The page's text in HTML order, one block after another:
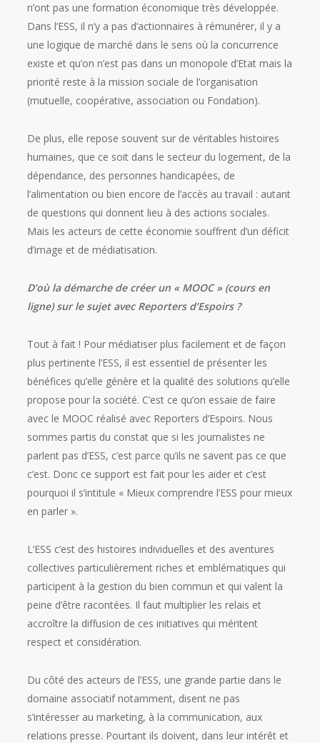
n’ont pas une formation économique très développée.
Dans l’ESS, il n’y a pas d’actionnaires à rémunérer, il y a
une logique de marché dans le sens où la concurrence
existe et qu’on n’est pas dans un monopole d’Etat mais la
priorité reste à la mission sociale de l’organisation
(mutuelle, coopérative, association ou Fondation).
De plus, elle repose souvent sur de véritables histoires
humaines, que ce soit dans le secteur du logement, de la
dépendance, des personnes handicapées, de
l’alimentation ou bien encore de l’accès au travail : autant
de questions qui donnent lieu à des actions sociales.
Mais les acteurs de cette économie souffrent d’un déficit
d’image et de médiatisation.
D’où la démarche de créer un « MOOC » (cours en
ligne) sur le sujet avec Reporters d’Espoirs ?
Tout à fait ! Pour médiatiser plus facilement et de façon
plus pertinente l’ESS, il est essentiel de présenter les
bénéfices qu’elle génère et la qualité des solutions qu’elle
propose pour la société. C’est ce qu’on essaie de faire
avec le MOOC réalisé avec Reporters d’Espoirs. Nous
sommes partis du constat que si les journalistes ne
parlent pas d’ESS, c’est parce qu’ils ne savent pas ce que
c’est. Donc ce support est fait pour les aider et c’est
pourquoi il s’intitule « Mieux comprendre l’ESS pour mieux
en parler ».
L’ESS c’est des histoires individuelles et des aventures
collectives particulièrement riches et emblématiques qui
participent à la gestion du bien commun et qui valent la
peine d’être racontées. Il faut multiplier les relais et
accroître la diffusion de ces initiatives qui méritent
respect et considération.
Du côté des acteurs de l’ESS, une grande partie dans le
domaine associatif notamment, disent ne pas
s’intéresser au marketing, à la communication, aux
relations presse. Pourtant ils doivent, dans leur intérêt et